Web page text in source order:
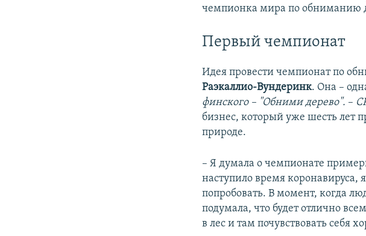
чемпионка мира по обниманию
Первый чемпионат
Идея провести чемпионат по
Раэкаллио-Вундеринк. Она –
финского – "Обними дерево". –
бизнес, который уже шесть лет
природе.
– Я думала о чемпионате
наступило время коронавируса,
попробовать. В момент, когда
подумала, что будет отлично
в лес и там почувствовать себя